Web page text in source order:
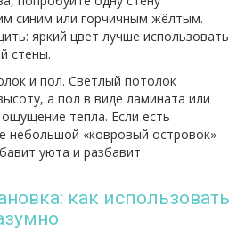
синим или горчичным жёлтым.
яркий цвет лучше использовать
стены.
и пол. Светлый потолок
а пол в виде ламината или
тепла. Если есть
небольшой «ковровый островок»
уюта и разбавит
как использовать